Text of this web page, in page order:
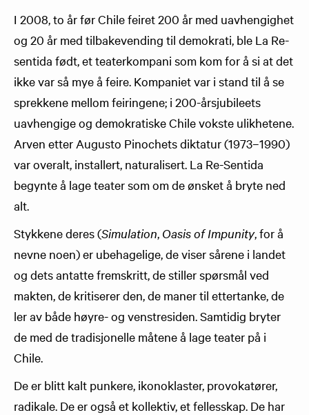
I 2008, to år før Chile feiret 200 år med uavhengighet
og 20 år med tilbakevending til demokrati, ble La Re-
sentida født, et teaterkompani som kom for å si at det
ikke var så mye å feire. Kompaniet var i stand til å se
sprekkene mellom feiringene; i 200-årsjubileets
uavhengige og demokratiske Chile vokste ulikhetene.
Arven etter Augusto Pinochets diktatur (1973–1990)
var overalt, installert, naturalisert. La Re-Sentida
begynte å lage teater som om de ønsket å bryte ned
alt.
Stykkene deres (Simulation, Oasis of Impunity, for å
nevne noen) er ubehagelige, de viser sårene i landet
og dets antatte fremskritt, de stiller spørsmål ved
makten, de kritiserer den, de maner til ettertanke, de
ler av både høyre- og venstresiden. Samtidig bryter
de med de tradisjonelle måtene å lage teater på i
Chile.
De er blitt kalt punkere, ikonoklaster, provokatører,
radikale. De er også et kollektiv, et fellesskap. De har